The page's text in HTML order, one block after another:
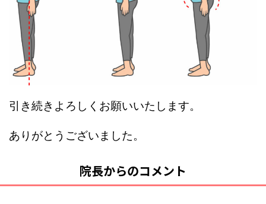
引き続きよろしくお願いいたします。
ありがとうございました。
院長からのコメント